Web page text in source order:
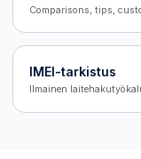
Comparisons, tips,
IMEI-tarkistus
Ilmainen